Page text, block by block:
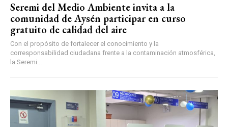
Seremi del Medio Ambiente invita a la
comunidad de Aysén participar en curso
gratuito de calidad del aire
Con el propósito de fortalecer el conocimiento y la
corresponsabilidad ciudadana frente a la contaminación atmosférica,
la Seremi...